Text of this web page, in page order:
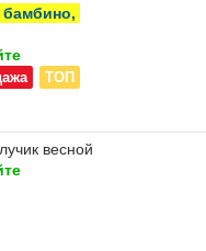
бамбино,
ТОП
весной